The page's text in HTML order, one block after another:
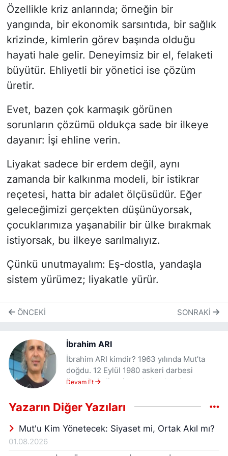
Özellikle kriz anlarında; örneğin bir
yangında, bir ekonomik sarsıntıda, bir sağlık
krizinde, kimlerin görev başında olduğu
hayati hale gelir. Deneyimsiz bir el, felaketi
büyütür. Ehliyetli bir yönetici ise çözüm
üretir.
Evet, bazen çok karmaşık görünen
sorunların çözümü oldukça sade bir ilkeye
dayanır: İşi ehline verin.
Liyakat sadece bir erdem değil, aynı
zamanda bir kalkınma modeli, bir istikrar
reçetesi, hatta bir adalet ölçüsüdür. Eğer
geleceğimizi gerçekten düşünüyorsak,
çocuklarımıza yaşanabilir bir ülke bırakmak
istiyorsak, bu ilkeye sarılmalıyız.
Çünkü unutmayalım: Eş-dostla, yandaşla
sistem yürümez; liyakatle yürür.
ÖNCEKI SONRAKI
İbrahim ARI
İbrahim ARI kimdir? 1963 yılında Mut’ta
doğdu. 12 Eylül 1980 askeri darbesi
öncesinde liseyi yarıda bırakarak
ağırlıklı, uygulamalı eğitim veren Viyana
Sosyal Pedagoji Enstitüsü’nde (College of
Social Vienna with public status – Kolleg
Devam Et
Yazarın Diğer Yazıları
Mut'u Kim Yönetecek: Siyaset mi, Ortak Akıl mı?
01.08.2026